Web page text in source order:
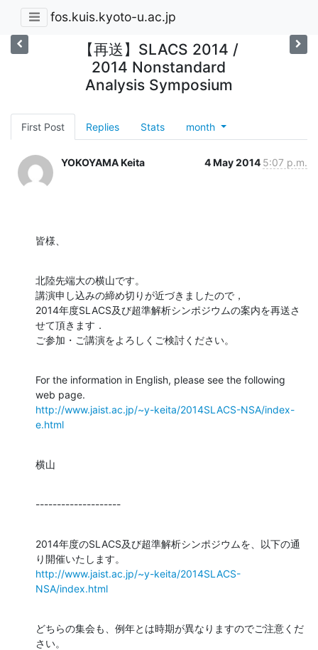
fos.kuis.kyoto-u.ac.jp
【再送】SLACS 2014 /
2014 Nonstandard
Analysis Symposium
First Post Replies Stats month
YOKOYAMA Keita 4 May 2014 5:07 p.m.
皆様、
北陸先端大の横山です。
講演申し込みの締め切りが近づきましたので，
2014年度SLACS及び超準解析シンポジウムの案内を再送さ
せて頂きます．
ご参加・ご講演をよろしくご検討ください。
For the information in English, please see the following
http://www.jaist.ac.jp/~y-keita/2014SLACS-NSA/index-
e.html
横山
--------------------
2014年度のSLACS及び超準解析シンポジウムを、以下の通
http://www.jaist.ac.jp/~y-keita/2014SLACS-
NSA/index.html
どちらの集会も、例年とは時期が異なりますのでご注意くだ
さい。